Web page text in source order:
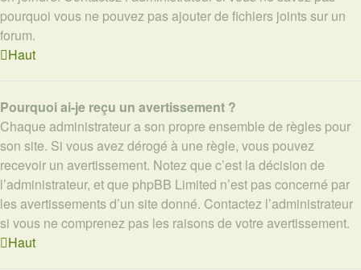
pourquoi vous ne pouvez pas ajouter de fichiers joints sur un
forum.
Haut
Pourquoi ai-je reçu un avertissement ?
Chaque administrateur a son propre ensemble de règles pour
son site. Si vous avez dérogé à une règle, vous pouvez
recevoir un avertissement. Notez que c’est la décision de
l’administrateur, et que phpBB Limited n’est pas concerné par
les avertissements d’un site donné. Contactez l’administrateur
si vous ne comprenez pas les raisons de votre avertissement.
Haut